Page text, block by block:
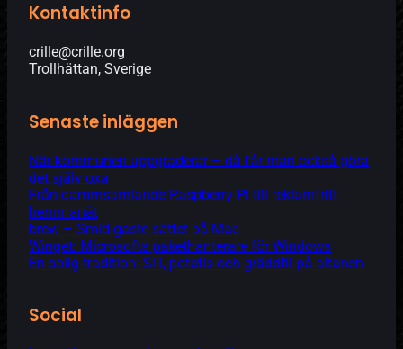
Kontaktinfo
crille@crille.org
Trollhättan, Sverige
Senaste inläggen
När kommunen uppgraderar – då får man också göra
det själv oxå
Från dammsamlande Raspberry Pi till reklamfritt
hemmanät
brew – Smidigaste sättet på Mac
Winget: Microsofts pakethanterare för Windows
En solig tradition: Sill, potatis och gräddfil på altanen
Social